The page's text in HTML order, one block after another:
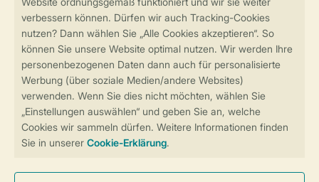
Sicherstellung Deiner Privatsphäre
Sicher und schnell zur Online-Buchung
Sichere Datenübertragung
Sicheres Bezahlen